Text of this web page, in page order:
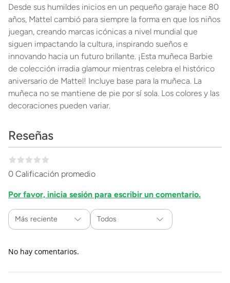
Desde sus humildes inicios en un pequeño garaje hace 80
años, Mattel cambió para siempre la forma en que los niños
juegan, creando marcas icónicas a nivel mundial que
siguen impactando la cultura, inspirando sueños e
innovando hacia un futuro brillante. ¡Esta muñeca Barbie
de colección irradia glamour mientras celebra el histórico
aniversario de Mattel! Incluye base para la muñeca. La
muñeca no se mantiene de pie por sí sola. Los colores y las
decoraciones pueden variar.
Reseñas
0 Calificación promedio
Por favor, inicia sesión para escribir un comentario.
Más reciente Todos
No hay comentarios.